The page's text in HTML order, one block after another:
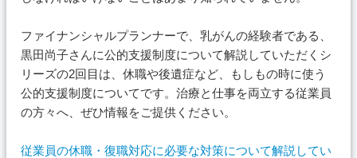
ファイナンシャルプランナーで、乳がんの経験者である、
黒田尚子さんに公的支援制度について解説していただくシ
リーズの2回目は、休職や後遺症など、もしもの時に使う
公的支援制度についてです。治療と仕事を両立する従業員
の方々へ、ぜひ情報をご提供ください。
従業員の休職・復職対応に必要な対策について解説してい